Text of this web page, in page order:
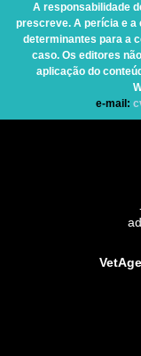
A responsabilidade
prescreve. A perícia e a
determinantes para a
caso. Os editores
aplicação do
e-mail: